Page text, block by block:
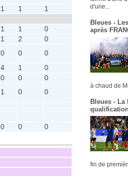
1 1
1
1 1
0
1 2
0
0 0
0
4 1
0
0 0
0
1 0
0
0 0 0
d'une...
Bleues -
après
à chaud de
Bleues - La
fin de